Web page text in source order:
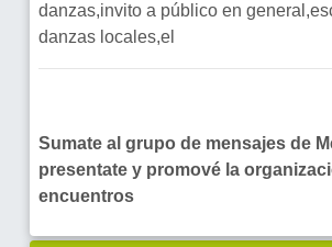
danzas,invito a público en
danzas locales,el
Sumate al grupo de mensajes de
presentate y promové la
encuentros